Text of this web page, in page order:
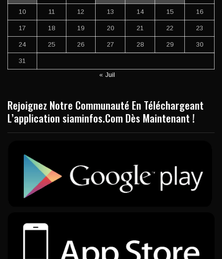
10 11 12 13 14 15 16
17 18 19 20 21 22 23
24 25 26 27 28 29 30
31
« Juil
Rejoignez Notre Communauté En Téléchargeant
L’application siaminfos.Com Dès Maintenant !